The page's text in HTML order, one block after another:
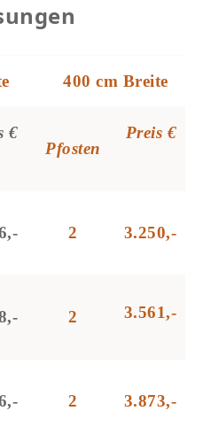
400 cm Breite
€
Pfosten
Preis €
2 3.250,-
2 3.561,-
2 3.873,-